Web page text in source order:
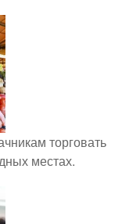
торговать
местах.